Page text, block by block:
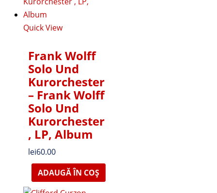
Quick View
Frank Wolff
Solo Und
Kurorchester
– Frank Wolff
Solo Und
Kurorchester
, LP, Album
lei60.00
ADAUGĂ ÎN COȘ